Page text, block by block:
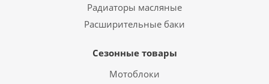
Радиаторы масляные
Расширительные баки
Сезонные товары
Мотоблоки